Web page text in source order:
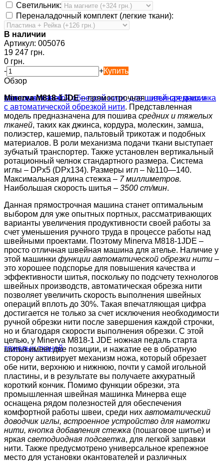
Светильник:
Переналадочный комплект (легкие ткани):
В наличии
Артикул: 005076
19 247 грн.
0 грн.
-
+Купить
Обзор
Minerva M818-1JDE– прямострочнаяшвейная машинка
с автоматической обрезкой нити. Представленная
модель предназначена для пошива средних и тяжелых
тканей, таких как джинса, кордура, молескин, замша,
полиэстер, кашемир, пальтовый трикотаж и подобных
материалов. В роли механизма подачи ткани выступает
зубчатый транспортер. Также установлен вертикальный
ротационный челнок стандартного размера. Система
иглы – DPx5 (DPx134). Размеры игл – №110―140.
Максимальная длина стежка – 7 миллиметров.
Наибольшая скорость шитья – 3500 ст/мин.
Данная прямострочная машина станет оптимальным
выбором для уже опытных портных, рассматривающих
варианты увеличения продуктивности своей работы за
счет уменьшения ручного труда в процессе работы над
швейными проектами. Поэтому Minerva M818-1JDE –
просто отличная швейная машина для ателье. Наличие у
этой машинки функции автоматической обрезки нити –
это хорошее подспорье для повышения качества и
эффективности шитья, поскольку по подсчету технологов
швейных производств, автоматическая обрезка нити
позволяет увеличить скорость выполнения швейных
операций вплоть до 30%. Такая впечатляющая цифра
достигается не только за счет исключения необходимости
ручной обрезки нити после завершения каждой строчки,
но и благодаря скорости выполнения обрезки. С этой
целью, у Minerva M818-1 JDE ножная педаль старта
шитья имеет две позиции, и нажатие ее в обратную
сторону активирует механизм ножа, который обрезает
обе нити, верхнюю и нижнюю, почти у самой игольной
пластины, и в результате вы получаете аккуратный
короткий кончик. Помимо функции обрезки, эта
промышленная швейная машинка Минерва еще
оснащена рядом полезностей для обеспечения
комфортной работы швеи, среди них автоматический
доводчик иглы, встроенное устройство для намотки
нити, кнопка добавления стежка (пошаговое шитье) и
яркая светодиодная подсветка, для легкой заправки
нити. Также предусмотрено универсальное крепежное
место для установки окантователей и различных